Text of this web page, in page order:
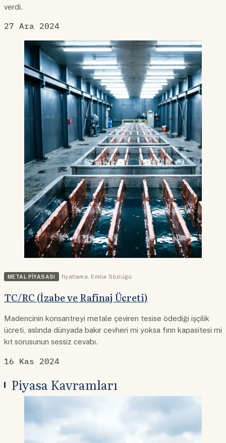
verdi.
27 Ara 2024
METAL PIYASASI fiyatlama Emtia Sözlüğü
TC/RC (İzabe ve Rafinaj Ücreti)
Madencinin konsantreyi metale çeviren tesise ödediği işçilik
ücreti, aslında dünyada bakır cevheri mi yoksa fırın kapasitesi mi
kıt sorusunun sessiz cevabı.
16 Kas 2024
Piyasa Kavramları